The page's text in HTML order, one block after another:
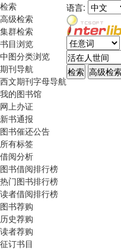
检索
高级检索
集群检索
书目浏览
中图分类浏览
期刊导航
西文期刊字母导航
我的图书馆
网上办证
新书通报
图书催还公告
所有标签
借阅分析
图书借阅排行榜
热门图书排行榜
读者借阅排行榜
图书荐购
历史荐购
读者荐购
征订书目
语言: